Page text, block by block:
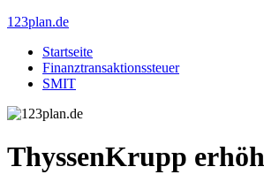
123plan.de
Startseite
Finanztransaktionssteuer
SMIT
ThyssenKrupp